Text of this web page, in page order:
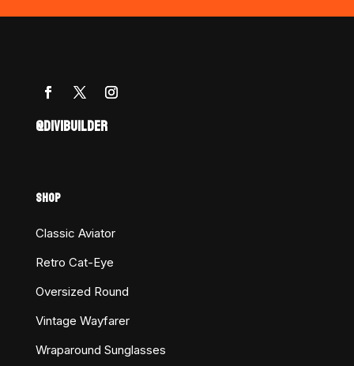
@DIVIBUILDER
SHOP
Classic Aviator
Retro Cat-Eye
Oversized Round
Vintage Wayfarer
Wraparound Sunglasses